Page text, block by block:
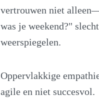
vertrouwen niet
was je weekend?"
weerspiegelen.
Oppervlakkige
agile en niet succesvol.